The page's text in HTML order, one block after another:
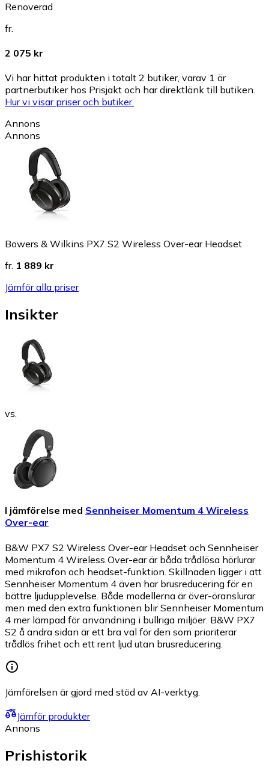
Renoverad
fr.
2 075 kr
Vi har hittat produkten i totalt 2 butiker, varav 1 är
partnerbutiker hos Prisjakt och har direktlänk till butiken.
Hur vi visar priser och butiker.
Annons
Annons
Bowers & Wilkins PX7 S2 Wireless Over-ear Headset
fr. 1 889 kr
Jämför alla priser
Insikter
vs.
I jämförelse med Sennheiser Momentum 4 Wireless
Over-ear
B&W PX7 S2 Wireless Over-ear Headset och Sennheiser
Momentum 4 Wireless Over-ear är båda trådlösa hörlurar
med mikrofon och headset-funktion. Skillnaden ligger i att
Sennheiser Momentum 4 även har brusreducering för en
bättre ljudupplevelse. Både modellerna är över-öranslurar
men med den extra funktionen blir Sennheiser Momentum
4 mer lämpad för användning i bullriga miljöer. B&W PX7
S2 å andra sidan är ett bra val för den som prioriterar
trådlös frihet och ett rent ljud utan brusreducering.
Jämförelsen är gjord med stöd av AI-verktyg.
Jämför produkter
Annons
Prishistorik